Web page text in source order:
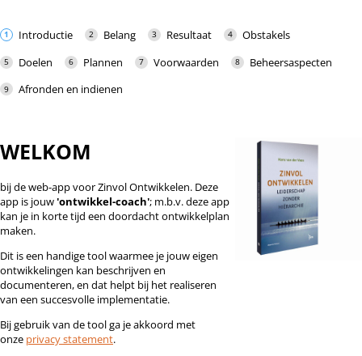
Introductie Belang Resultaat
Obstakels
Doelen
Plannen Voorwaarden
Beheersaspecten
Afronden en indienen
WELKOM
bij de web-app voor Zinvol Ontwikkelen. Deze
app is jouw'ontwikkel-coach'; m.b.v. deze app
kan je in korte tijd een doordacht ontwikkelplan
maken.
Dit is een handige tool waarmee je jouw eigen
ontwikkelingen kan beschrijven en
documenteren, en dat helpt bij het realiseren
van een succesvolle implementatie.
Bij gebruik van de tool ga je akkoord met
onze privacy statement.